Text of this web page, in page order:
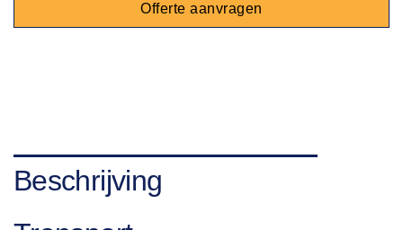
Offerte aanvragen
Beschrijving